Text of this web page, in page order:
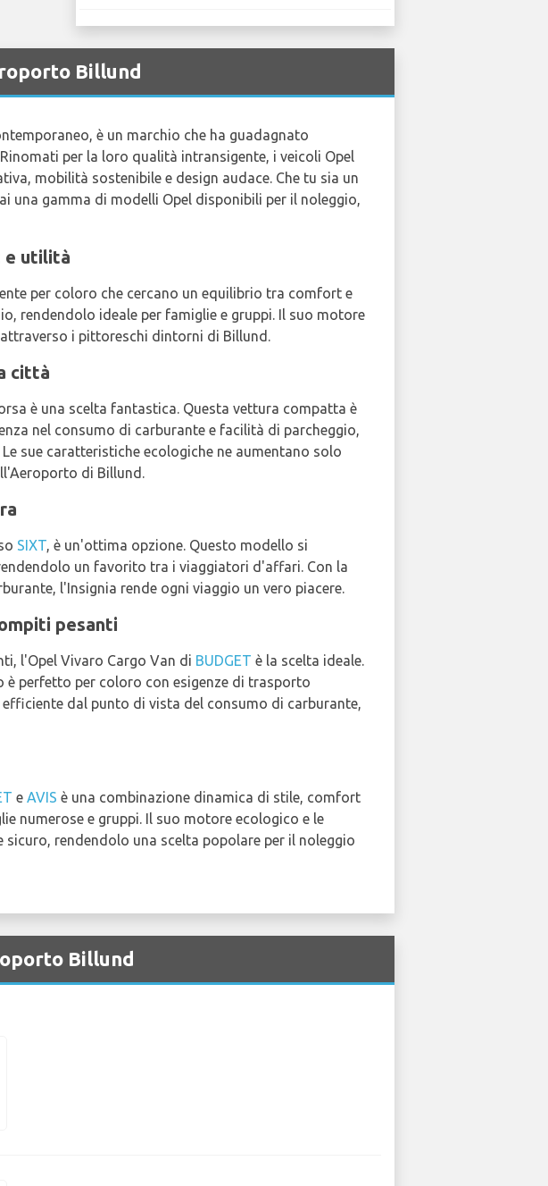
Billund
è un marchio che ha guadagnato
per la loro qualità intransigente, i veicoli Opel
mobilità sostenibile e design audace. Che tu sia un
gamma di modelli Opel disponibili per il noleggio,
e utilità
per coloro che cercano un equilibrio tra comfort e
rendendolo ideale per famiglie e gruppi. Il suo motore
i pittoreschi dintorni di Billund.
città
è una scelta fantastica. Questa vettura compatta è
nel consumo di carburante e facilità di parcheggio,
sue caratteristiche ecologiche ne aumentano solo
di Billund.
SIXT, è un'ottima opzione. Questo modello si
un favorito tra i viaggiatori d'affari. Con la
l'Insignia rende ogni viaggio un vero piacere.
pesanti
l'Opel Vivaro Cargo Van di BUDGET è la scelta ideale.
perfetto per coloro con esigenze di trasporto
dal punto di vista del consumo di carburante,
e AVIS è una combinazione dinamica di stile, comfort
numerose e gruppi. Il suo motore ecologico e le
rendendolo una scelta popolare per il noleggio
Billund